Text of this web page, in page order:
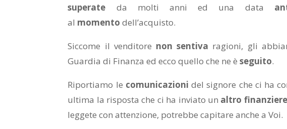
superate da molti anni ed una data
al momento dell’acquisto.
Siccome il venditore non sentiva ragioni, gli
Guardia di Finanza ed ecco quello che ne èseguito.
Riportiamo le comunicazioni del signore che ci ha
ultima la risposta che ci ha inviato un altro finanziere
leggete con attenzione, potrebbe capitare anche a Voi.